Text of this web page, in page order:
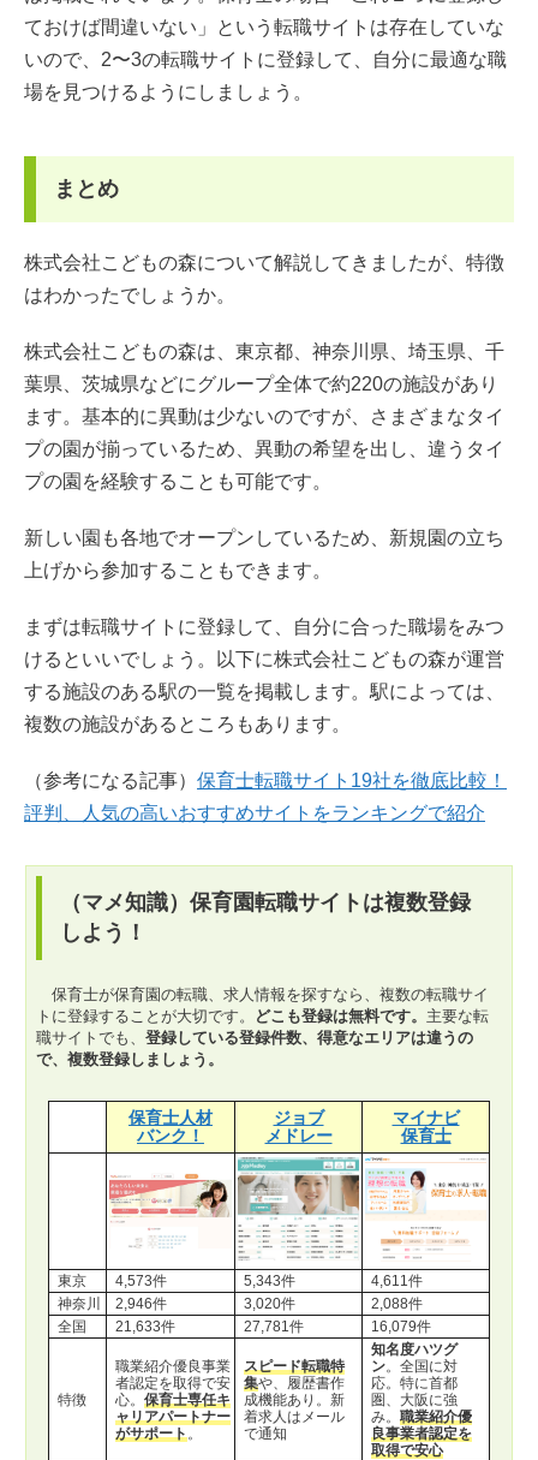
ておけば間違いない」という転職サイトは存在していな
いので、2〜3の転職サイトに登録して、自分に最適な職
場を見つけるようにしましょう。
まとめ
株式会社こどもの森について解説してきましたが、特徴
はわかったでしょうか。
株式会社こどもの森は、東京都、神奈川県、埼玉県、千
葉県、茨城県などにグループ全体で約220の施設があり
ます。基本的に異動は少ないのですが、さまざまなタイ
プの園が揃っているため、異動の希望を出し、違うタイ
プの園を経験することも可能です。
新しい園も各地でオープンしているため、新規園の立ち
上げから参加することもできます。
まずは転職サイトに登録して、自分に合った職場をみつ
けるといいでしょう。以下に株式会社こどもの森が運営
する施設のある駅の一覧を掲載します。駅によっては、
複数の施設があるところもあります。
（参考になる記事） 保育士転職サイト19社を徹底比較！
評判、人気の高いおすすめサイトをランキングで紹介
（マメ知識）保育園転職サイトは複数登録
しよう！
保育士が保育園の転職、求人情報を探すなら、複数の転職サイ
トに登録することが大切です。
どこも登録は無料です。 主要な転
職サイトでも、登録している登録件数、得意なエリアは違うの
で、複数登録しましょう。
保育士人材
バンク！
ジョブ
メドレー
マイナビ
保育士
東京 4,573件 5,343件
4,611件
神奈川
2,946件 3,020件
2,088件
全国
21,633件 27,781件 16,079件
特徴
職業紹介優良事業
者認定を取得で安
心。保育士専任キ
ャリアパートナー
がサポート。
スピード転職特
集や、履歴書作
成機能あり。新
着求人はメール
で通知
知名度ハツグ
ン。全国に対
応。特に首都
圏、大阪に強
み。職業紹介優
良事業者認定を
取得で安心